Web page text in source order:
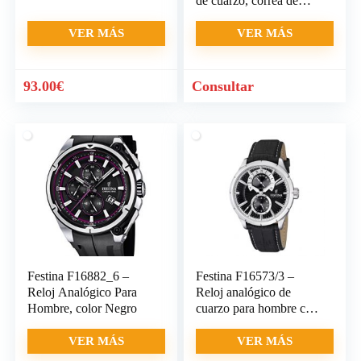
VER MÁS
93.00€
VER MÁS
Consultar
Festina F16882_6 –
Reloj Analógico Para
Hombre, color Negro
VER MÁS
Festina F16573/3 –
Reloj analógico de
cuarzo para hombre con
VER MÁS